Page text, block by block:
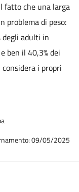
fatto che una larga
problema di peso:
degli adulti in
ben il 40,3% dei
i propri
09/05/2025